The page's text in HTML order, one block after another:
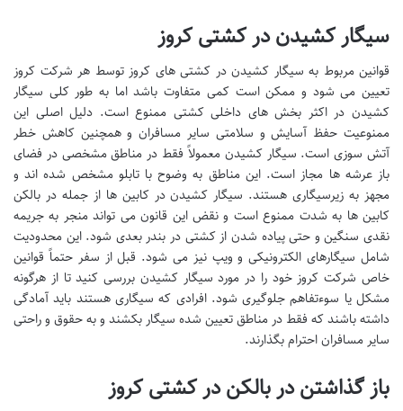
سیگار کشیدن در کشتی کروز
قوانین مربوط به سیگار کشیدن در کشتی های کروز توسط هر شرکت کروز
تعیین می شود و ممکن است کمی متفاوت باشد اما به طور کلی سیگار
کشیدن در اکثر بخش های داخلی کشتی ممنوع است. دلیل اصلی این
ممنوعیت حفظ آسایش و سلامتی سایر مسافران و همچنین کاهش خطر
آتش سوزی است. سیگار کشیدن معمولاً فقط در مناطق مشخصی در فضای
باز عرشه ها مجاز است. این مناطق به وضوح با تابلو مشخص شده اند و
مجهز به زیرسیگاری هستند. سیگار کشیدن در کابین ها از جمله در بالکن
کابین ها به شدت ممنوع است و نقض این قانون می تواند منجر به جریمه
نقدی سنگین و حتی پیاده شدن از کشتی در بندر بعدی شود. این محدودیت
شامل سیگارهای الکترونیکی و ویپ نیز می شود. قبل از سفر حتماً قوانین
خاص شرکت کروز خود را در مورد سیگار کشیدن بررسی کنید تا از هرگونه
مشکل یا سوءتفاهم جلوگیری شود. افرادی که سیگاری هستند باید آمادگی
داشته باشند که فقط در مناطق تعیین شده سیگار بکشند و به حقوق و راحتی
سایر مسافران احترام بگذارند.
باز گذاشتن در بالکن در کشتی کروز